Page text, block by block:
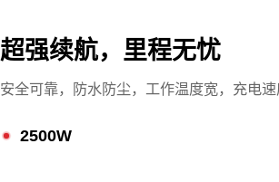
超强续航，里程无忧
安全可靠，防水防尘，工作温度宽，充电
2500W